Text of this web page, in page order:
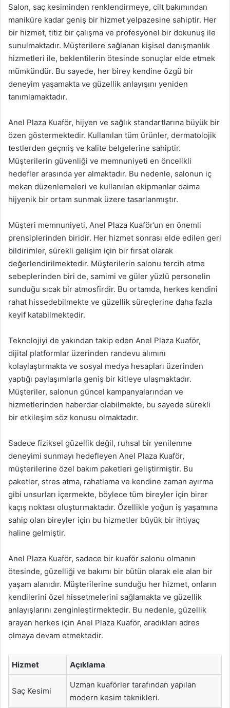
Salon, saç kesiminden renklendirmeye, cilt bakımından
maniküre kadar geniş bir hizmet yelpazesine sahiptir. Her
bir hizmet, titiz bir çalışma ve profesyonel bir dokunuş ile
sunulmaktadır. Müşterilere sağlanan kişisel danışmanlık
hizmetleri ile, beklentilerin ötesinde sonuçlar elde etmek
mümkündür. Bu sayede, her birey kendine özgü bir
deneyim yaşamakta ve güzellik anlayışını yeniden
tanımlamaktadır.
Anel Plaza Kuaför, hijyen ve sağlık standartlarına büyük bir
özen göstermektedir. Kullanılan tüm ürünler, dermatolojik
testlerden geçmiş ve kalite belgelerine sahiptir.
Müşterilerin güvenliği ve memnuniyeti en öncelikli
hedefler arasında yer almaktadır. Bu nedenle, salonun iç
mekan düzenlemeleri ve kullanılan ekipmanlar daima
hijyenik bir ortam sunmak üzere tasarlanmıştır.
Müşteri memnuniyeti, Anel Plaza Kuaför’un en önemli
prensiplerinden biridir. Her hizmet sonrası elde edilen geri
bildirimler, sürekli gelişim için bir fırsat olarak
değerlendirilmektedir. Müşterilerin salonu tercih etme
sebeplerinden biri de, samimi ve güler yüzlü personelin
sunduğu sıcak bir atmosfirdir. Bu ortamda, herkes kendini
rahat hissedebilmekte ve güzellik süreçlerine daha fazla
keyif katabilmektedir.
Teknolojiyi de yakından takip eden Anel Plaza Kuaför,
dijital platformlar üzerinden randevu alımını
kolaylaştırmakta ve sosyal medya hesapları üzerinden
yaptığı paylaşımlarla geniş bir kitleye ulaşmaktadır.
Müşteriler, salonun güncel kampanyalarından ve
hizmetlerinden haberdar olabilmekte, bu sayede sürekli
bir etkileşim söz konusu olmaktadır.
Sadece fiziksel güzellik değil, ruhsal bir yenilenme
deneyimi sunmayı hedefleyen Anel Plaza Kuaför,
müşterilerine özel bakım paketleri geliştirmiştir. Bu
paketler, stres atma, rahatlama ve kendine zaman ayırma
gibi unsurları içermekte, böylece tüm bireyler için birer
kaçış noktası oluşturmaktadır. Özellikle yoğun iş yaşamına
sahip olan bireyler için bu hizmetler büyük bir ihtiyaç
haline gelmiştir.
Anel Plaza Kuaför, sadece bir kuaför salonu olmanın
ötesinde, güzelliği ve bakımı bir bütün olarak ele alan bir
yaşam alanıdır. Müşterilerine sunduğu her hizmet, onların
kendilerini özel hissetmelerini sağlamakta ve güzellik
anlayışlarını zenginleştirmektedir. Bu nedenle, güzellik
arayan herkes için Anel Plaza Kuaför, aradıkları adres
olmaya devam etmektedir.
Hizmet Açıklama
Saç Kesimi
Uzman kuaförler tarafından yapılan
modern kesim teknikleri.